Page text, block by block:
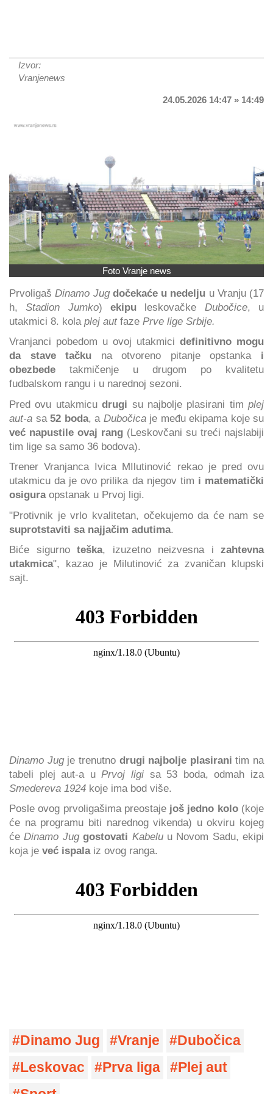
Izvor:
Vranjenews
24.05.2026 14:47 » 14:49
Foto Vranje news
PrvoligašDinamo Jug dočekaće u nedelju u Vranju (17
h,Stadion Jumko)ekipu leskovačke Dubočice, u
utakmici 8. kola plej autfaze Prve lige Srbije.
Vranjanci pobedom u ovoj utakmici definitivno mogu
da stave tačku na otvoreno pitanje opstanka i
obezbede takmičenje u drugom po kvalitetu
fudbalskom rangu i u narednoj sezoni.
Pred ovu utakmicudrugi su najbolje plasirani tim plej
aut-a sa 52 boda, a Dubočica je među ekipama koje su
već napustile ovaj rang (Leskovčani su treći najslabiji
tim lige sa samo 36 bodova).
Trener Vranjanca Ivica MIlutinović rekao je pred ovu
utakmicu da je ovo prilika da njegov tim i matematički
osigura opstanak u Prvoj ligi.
"Protivnik je vrlo kvalitetan, očekujemo da će nam se
suprotstaviti sa najjačim adutima.
Biće sigurno teška, izuzetno neizvesna i zahtevna
utakmica", kazao je Milutinović za zvaničan klupski
sajt.
Dinamo Jugje trenutnodrugi najbolje plasiranitim na
tabeli plej aut-a uPrvoj ligi sa 53 boda, odmah iza
Smedereva 1924 koje ima bod više.
Posle ovog prvoligašima preostaje još jedno kolo(koje
će na programu biti narednog vikenda) u okviru kojeg
ćeDinamo Jug gostovati Kabeluu Novom Sadu, ekipi
koja je već ispala iz ovog ranga.
Dinamo Jug Vranje
Dubočica
Leskovac
Prva liga
Plej aut